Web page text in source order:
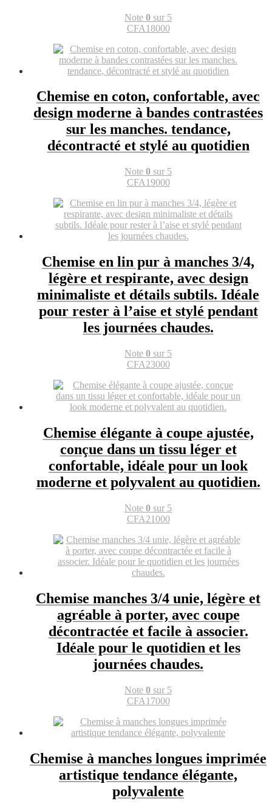
Note 0 sur 5
CFA 18000
Chemise en coton, confortable, avec
design moderne à bandes contrastées
sur les manches. tendance,
décontracté et stylé au quotidien
Note 0 sur 5
CFA 19000
Chemise en lin pur à manches 3/4,
légère et respirante, avec design
minimaliste et détails subtils. Idéale
pour rester à l’aise et stylé pendant
les journées chaudes.
Note 0 sur 5
CFA23000
Chemise élégante à coupe ajustée,
conçue dans un tissu léger et
confortable, idéale pour un look
moderne et polyvalent au quotidien.
Note 0 sur 5
CFA21000
Chemise manches 3/4 unie, légère et
agréable à porter, avec coupe
décontractée et facile à associer.
Idéale pour le quotidien et les
journées chaudes.
Note 0 sur 5
CFA 17000
Chemise à manches longues imprimée
artistique tendance élégante,
polyvalente